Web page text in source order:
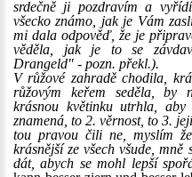
srdečně ji pozdravím a
všecko známo, jak je Vám
mi dala odpověď, že je
věděla, jak je to se
Drangeld" - pozn. překl.).
V růžové zahradě chodila,
růžovým keřem seděla, by
krásnou květinku utrhla,
znamená, to 2. věrnost, to 3.
tou pravou čili ne, myslím
krásnější ze všech všude, mně
dát, abych se mohl lepší